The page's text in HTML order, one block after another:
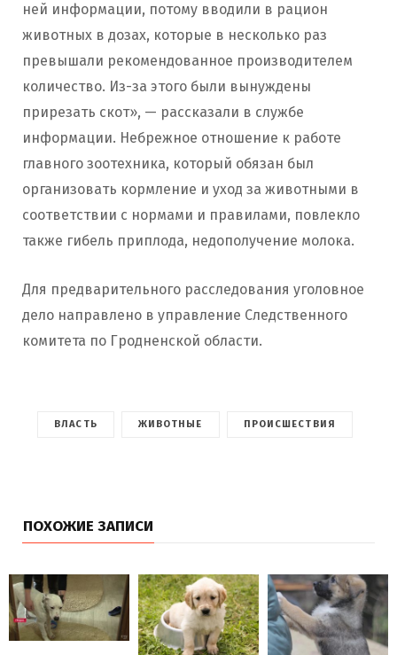
ней информации, потому вводили в рацион
животных в дозах, которые в несколько раз
превышали рекомендованное производителем
количество. Из-за этого были вынуждены
прирезать скот», — рассказали в службе
информации. Небрежное отношение к работе
главного зоотехника, который обязан был
организовать кормление и уход за животными в
соответствии с нормами и правилами, повлекло
также гибель приплода, недополучение молока.
Для предварительного расследования уголовное
дело направлено в управление Следственного
комитета по Гродненской области.
ВЛАСТЬ ЖИВОТНЫЕ ПРОИСШЕСТВИЯ
ПОХОЖИЕ ЗАПИСИ